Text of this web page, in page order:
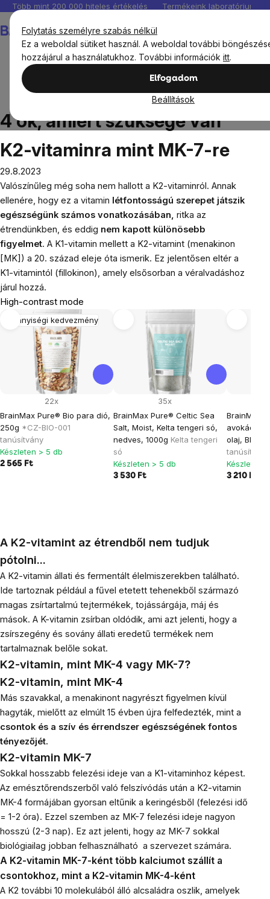
Folytatás személyre szabás nélkül
Ez a weboldal sütiket használ. A weboldal további
hozzájárul a használatukhoz. További információk itt.
Elfogadom
Beállítások
Ugrás
fő
tartalomhoz
Több mint 200 000 hiteles értékelés Termékeink
4 ok, amiért szüksége van
K2-vitaminra mint MK-7-re
29.8.2023
Valószínűleg még soha nem hallott a K2-vitaminról. Annak
ellenére, hogy ez a vitamin létfontosságú szerepet játszik
egészségünk számos vonatkozásában, ritka az
étrendünkben, és eddig nem kapott különösebb
figyelmet. A K1-vitamin mellett a K2-vitamint (menakinon
[MK]) a 20. század eleje óta ismerik. Ez jelentősen eltér a
K1-vitamintól (fillokinon), amely elsősorban a véralvadáshoz
járul hozzá.
High-contrast mode
Mennyiségi kedvezmény
BrainMax Pure® Bio para dió,
250g *CZ-BIO-001
tanúsítvány
22x
Készleten > 5 db
2 565 Ft
BrainMax Pure® Celtic Sea
Salt, Moist, Kelta tengeri só,
nedves, 1000g Kelta tengeri
só
35x
Készleten > 5 db
3 530 Ft
BrainMax
avokádó
olaj, BIO,
tanúsítvány
Készleten
3 210 Ft
A K2-vitamint az étrendből nem tudjuk
pótolni...
A K2-vitamin állati és fermentált élelmiszerekben található.
Ide tartoznak például a fűvel etetett tehenekből származó
magas zsírtartalmú tejtermékek, tojássárgája, máj és
mások. A K-vitamin zsírban oldódik, ami azt jelenti, hogy a
zsírszegény és sovány állati eredetű termékek nem
tartalmaznak belőle sokat.
K2-vitamin, mint MK-4 vagy MK-7?
K2-vitamin, mint MK-4
Más szavakkal, a menakinont nagyrészt figyelmen kívül
hagyták, mielőtt az elmúlt 15 évben újra felfedezték, mint a
csontok és a szív és érrendszer egészségének fontos
tényezőjét.
K2-vitamin MK-7
Sokkal hosszabb felezési ideje van a K1-vitaminhoz képest.
Az emésztőrendszerből való felszívódás után a K2-vitamin
MK-4 formájában gyorsan eltűnik a keringésből (felezési idő
= 1-2 óra). Ezzel szemben az MK-7 felezési ideje nagyon
hosszú (2-3 nap). Ez azt jelenti, hogy az MK-7 sokkal
biológiailag jobban felhasználható a szervezet számára.
A K2-vitamin MK-7-ként több kalciumot szállít a
csontokhoz, mint a K2-vitamin MK-4-ként
A K2 további 10 molekulából álló alcsaládra oszlik, amelyek